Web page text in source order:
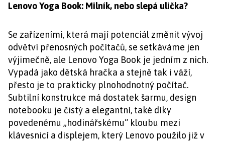
Lenovo Yoga Book: Milník, nebo slepá ulička?
Se zařízeními, která mají potenciál změnit vývoj
odvětví přenosných počítačů, se setkáváme jen
výjimečně, ale Lenovo Yoga Book je jedním z nich.
Vypadá jako dětská hračka a stejně tak i váží,
přesto je to prakticky plnohodnotný počítač.
Subtilní konstrukce má dostatek šarmu, design
notebooku je čistý a elegantní, také díky
povedenému „hodinářskému“ kloubu mezi
klávesnicí a displejem, který Lenovo použilo již v